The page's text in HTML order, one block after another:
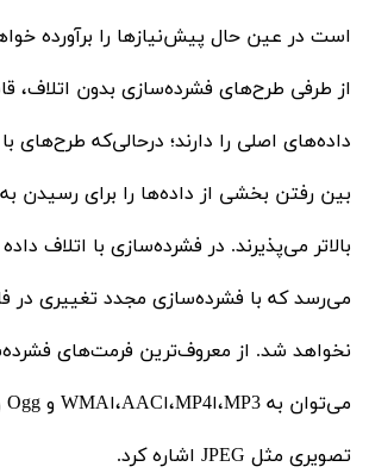
است در عین حال پیش‌نیازها را برآورده
از طرفی طرح‌های فشرده‌سازی بدون اتلاف،
داده‌های اصلی را دارند؛ درحالی‌که طرح‌های
بین رفتن بخشی از داده‌ها را برای رسیدن
بالاتر می‌پذیرند. در فشرده‌سازی با اتلاف
می‌رسد که با فشرده‌سازی مجدد تغییری در
نخواهد شد. از معروف‌ترین فرمت‌های
تصویری مثل JPEG اشاره کرد.